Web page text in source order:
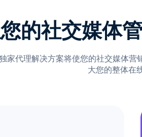
的社交媒体
家代理解决方案将使您的社交媒体
大您的整体在